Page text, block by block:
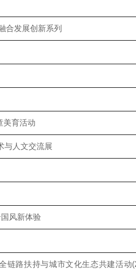
合发展创新系列
美育活动
与人文交流展
风新体验
链路扶持与城市文化生态共建活动